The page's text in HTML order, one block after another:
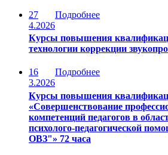
27
4.2026
Подробнее
Курсы повышения
технологии коррекции
16
3.2026
Подробнее
Курсы повышения
«Совершенствование
компетенций педагогов в
психолого-педагогической
ОВЗ"» 72 часа